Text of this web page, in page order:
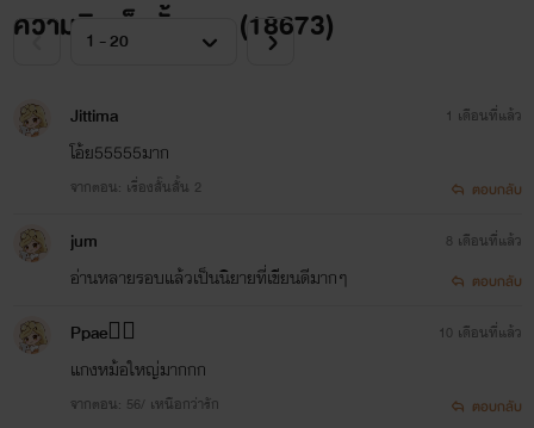
ความคิดเห็นทั้งหมด (18673)
Jittima
โอ้ย55555มาก
จากตอน: เรื่องสั๊นสั้น 2
1 เดือนที่แล้ว
ตอบกลับ
jum
อ่านหลายรอบแล้วเป็นนิยายที่เขียนดีมากๆ
8 เดือนที่แล้ว
ตอบกลับ
Ppae🧝‍♂️
แกงหม้อใหญ่มากกก
จากตอน: 56/ เหนือกว่ารัก
10 เดือนที่แล้ว
ตอบกลับ